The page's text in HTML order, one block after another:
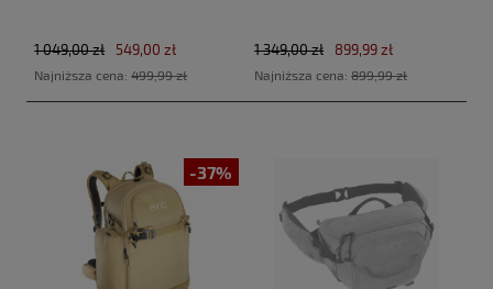
549,00 zł
1 049,00 zł
Najniższa cena:499,99 zł
899,99 zł
1 349,00 zł
Najniższa cena:899,99 zł
-37%